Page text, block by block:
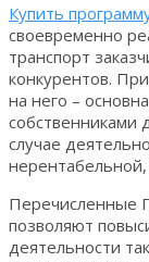
Купить
своевременно
транспорт
конкурентов.
на него –
собственниками
случае
Перечисленные
позволяют
деятельности